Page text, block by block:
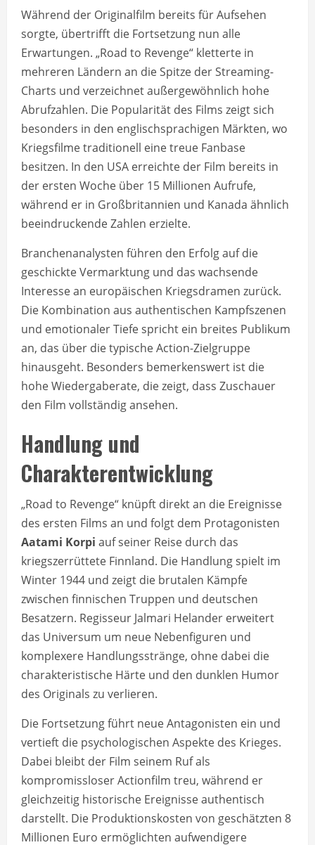
Während der Originalfilm bereits für Aufsehen
sorgte, übertrifft die Fortsetzung nun alle
Erwartungen. „Road to Revenge“ kletterte in
mehreren Ländern an die Spitze der Streaming-
Charts und verzeichnet außergewöhnlich hohe
Abrufzahlen. Die Popularität des Films zeigt sich
besonders in den englischsprachigen Märkten, wo
Kriegsfilme traditionell eine treue Fanbase
besitzen. In den USA erreichte der Film bereits in
der ersten Woche über 15 Millionen Aufrufe,
während er in Großbritannien und Kanada ähnlich
beeindruckende Zahlen erzielte.
Branchenanalysten führen den Erfolg auf die
geschickte Vermarktung und das wachsende
Interesse an europäischen Kriegsdramen zurück.
Die Kombination aus authentischen Kampfszenen
und emotionaler Tiefe spricht ein breites Publikum
an, das über die typische Action-Zielgruppe
hinausgeht. Besonders bemerkenswert ist die
hohe Wiedergaberate, die zeigt, dass Zuschauer
den Film vollständig ansehen.
Handlung und
Charakterentwicklung
„Road to Revenge“ knüpft direkt an die Ereignisse
des ersten Films an und folgt dem Protagonisten
Aatami Korpi auf seiner Reise durch das
kriegszerrüttete Finnland. Die Handlung spielt im
Winter 1944 und zeigt die brutalen Kämpfe
zwischen finnischen Truppen und deutschen
Besatzern. Regisseur Jalmari Helander erweitert
das Universum um neue Nebenfiguren und
komplexere Handlungsstränge, ohne dabei die
charakteristische Härte und den dunklen Humor
des Originals zu verlieren.
Die Fortsetzung führt neue Antagonisten ein und
vertieft die psychologischen Aspekte des Krieges.
Dabei bleibt der Film seinem Ruf als
kompromissloser Actionfilm treu, während er
gleichzeitig historische Ereignisse authentisch
darstellt. Die Produktionskosten von geschätzten 8
Millionen Euro ermöglichten aufwendigere